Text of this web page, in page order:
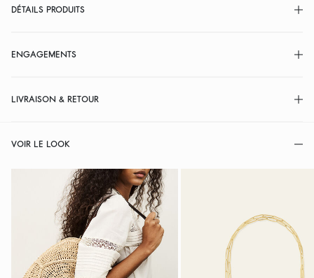
DÉTAILS PRODUITS
ENGAGEMENTS
LIVRAISON & RETOUR
VOIR LE LOOK